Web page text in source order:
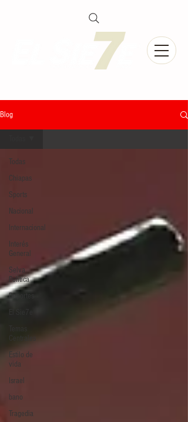
Blog
Todas
Chiapas
Sports
Nacional
Internacional
Interés
General
Selva
Política
Deportes
Centrales
Estilo de
vida
Israel
bano
Tragedia